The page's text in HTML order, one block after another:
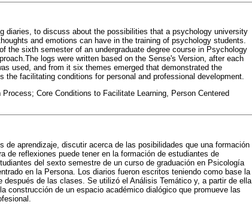
diaries, to discuss about the possibilities that a psychology university
and emotions can have in the training of psychology students.
the sixth semester of an undergraduate degree course in Psychology
logs were written based on the Sense's Version, after each
used, and from it six themes emerged that demonstrated the
facilitating conditions for personal and professional development.
Core Conditions to Facilitate Learning, Person Centered
aprendizaje, discutir acerca de las posibilidades que una formación
de reflexiones puede tener en la formación de estudiantes de
del sexto semestre de un curso de graduación en Psicología
en la Persona. Los diarios fueron escritos teniendo como base la
de las clases. Se utilizó el Análisis Temático y, a partir de ella
construcción de un espacio académico dialógico que promueve las